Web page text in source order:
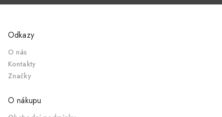
Odkazy
O nás
Kontakty
Značky
O nákupu